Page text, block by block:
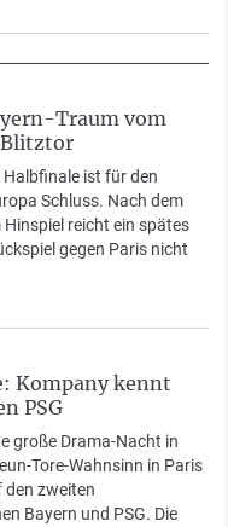
Traum vom
Halbfinale ist für den
Schluss. Nach dem
Hinspiel reicht ein spätes
gegen Paris nicht
Kompany kennt
PSG
große Drama-Nacht in
Tore-Wahnsinn in Paris
zweiten
Bayern und PSG. Die